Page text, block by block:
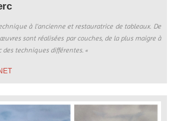
à l’ancienne et restauratrice de tableaux. De
sont réalisées par couches, de la plus maigre à
des techniques différentes. «